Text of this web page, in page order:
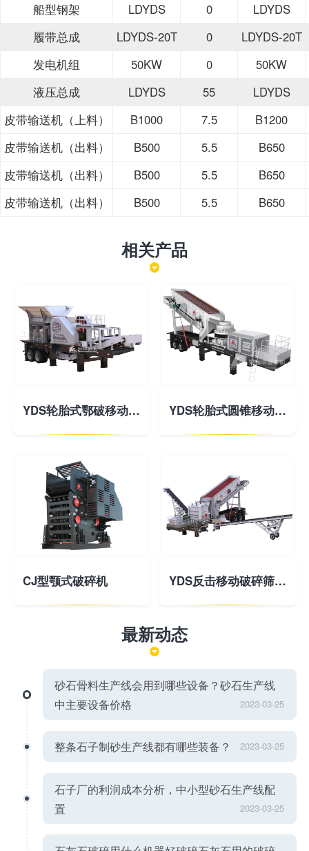
船型钢架
LDYDS 0
LDYDS
履带总成
LDYDS-20T 0
LDYDS-20T
发电机组
50KW 0
50KW
液压总成
LDYDS 55
LDYDS
皮带输送机（上料）
B1000 7.5
B1200
皮带输送机（出料）
B500 5.5
B650
皮带输送机（出料）
B500 5.5
B650
皮带输送机（出料）
B500 5.5 B650
相关产品
YDS轮胎式鄂破移动破碎站 YDS轮胎式圆锥移动破碎站
CJ型颚式破碎机 YDS反击移动破碎筛分站
最新动态
砂石骨料生产线会用到哪些设备？砂石生产线
中主要设备价格
2023-03-25
整条石子制砂生产线都有哪些装备？ 2023-03-25
石子厂的利润成本分析，中小型砂石生产线配
置
2023-03-25